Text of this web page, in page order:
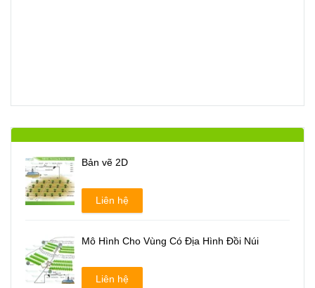
Bản vẽ 2D
Liên hệ
Mô Hình Cho Vùng Có Địa Hình Đồi Núi
Liên hệ